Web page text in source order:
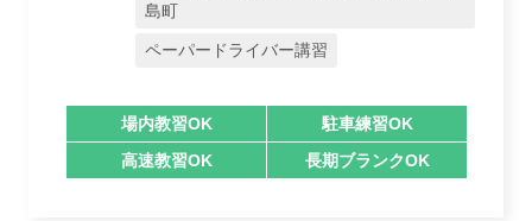
業者様登録はこちら
島町
ペーパードライバー講習
場内教習OK
駐車練習OK
高速教習OK
長期ブランクOK